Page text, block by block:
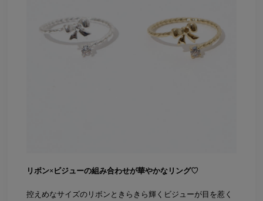
リボン×ビジューの組み合わせが華やかなリング♡
控えめなサイズのリボンときらきら輝くビジューが目を惹く